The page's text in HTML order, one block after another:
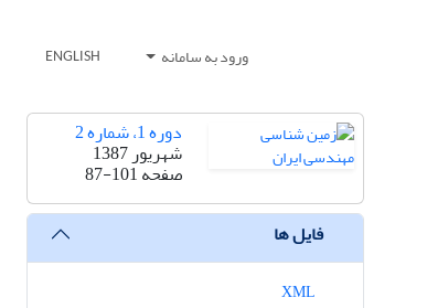
ورود به سامانه ENGLISH
دوره 1، شماره 2
شهریور 1387
صفحه87-101
فایل ها